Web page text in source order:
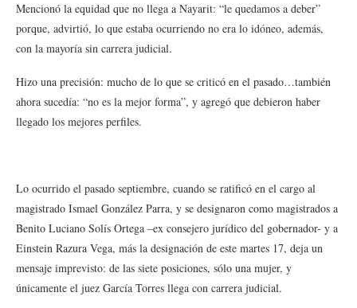
Mencionó la equidad que no llega a Nayarit: “le quedamos a deber”
porque, advirtió, lo que estaba ocurriendo no era lo idóneo, además,
con la mayoría sin carrera judicial.
Hizo una precisión: mucho de lo que se criticó en el pasado…también
ahora sucedía: “no es la mejor forma”, y agregó que debieron haber
llegado los mejores perfiles.
Lo ocurrido el pasado septiembre, cuando se ratificó en el cargo al
magistrado Ismael González Parra, y se designaron como magistrados a
Benito Luciano Solís Ortega –ex consejero jurídico del gobernador- y a
Einstein Razura Vega, más la designación de este martes 17, deja un
mensaje imprevisto: de las siete posiciones, sólo una mujer, y
únicamente el juez García Torres llega con carrera judicial.